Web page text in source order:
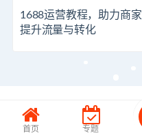
1688运营教程，助力商家
提升流量与转化
首页
专题